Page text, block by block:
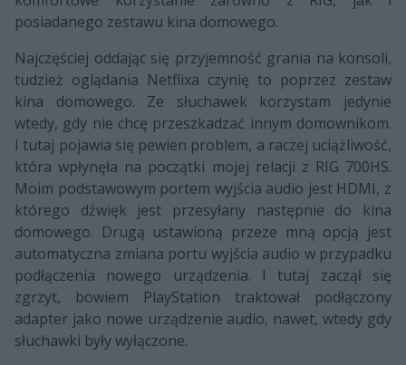
posiadanego zestawu kina domowego.
Najczęściej oddając się przyjemność grania na konsoli,
tudzież oglądania Netflixa czynię to poprzez zestaw
kina domowego. Ze słuchawek korzystam jedynie
wtedy, gdy nie chcę przeszkadzać innym domownikom.
I tutaj pojawia się pewien problem, a raczej uciążliwość,
która wpłynęła na początki mojej relacji z RIG 700HS.
Moim podstawowym portem wyjścia audio jest HDMI, z
którego dźwięk jest przesyłany następnie do kina
domowego. Drugą ustawioną przeze mną opcją jest
automatyczna zmiana portu wyjścia audio w przypadku
podłączenia nowego urządzenia. I tutaj zaczął się
zgrzyt, bowiem PlayStation traktował podłączony
adapter jako nowe urządzenie audio, nawet, wtedy gdy
słuchawki były wyłączone.